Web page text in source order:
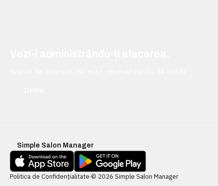
Simple Salon Manager
Politica de Confidențialitate·© 2026 Simple Salon Manager